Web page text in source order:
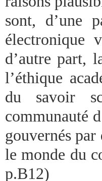
sont, d’une
électronique
d’autre part,
l’éthique
du savoir
communauté
gouvernés
le monde du
p.B12)